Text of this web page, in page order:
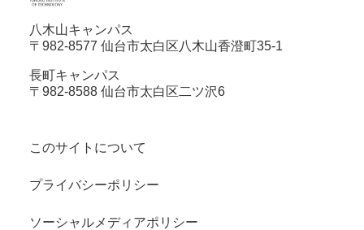
八木山キャンパス
〒982-8577 仙台市太白区八木山香澄町35-1
長町キャンパス
〒982-8588 仙台市太白区二ツ沢6
このサイトについて
プライバシーポリシー
ソーシャルメディアポリシー